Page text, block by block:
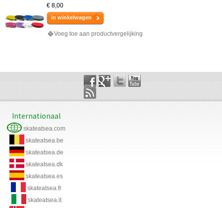
€ 8,00
in winkelwagen
Voeg toe aan productvergelijking
Internationaal
skateatsea.com
skateatsea.be
skateatsea.de
skateatsea.dk
skateatsea.es
skateatsea.fr
skateatsea.it